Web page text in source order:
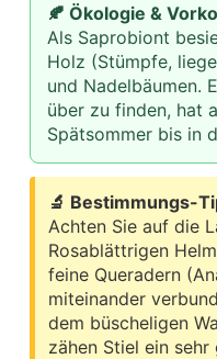
🍂 Ökologie &
Als Saprobiont
Holz (Stümpfe,
und Nadelbäumen.
über zu finden, hat
Spätsommer bis in
🔬 Bestimmungs-
Achten Sie auf die
Rosablättrigen
feine Queradern
miteinander
dem büscheligen
zähen Stiel ein